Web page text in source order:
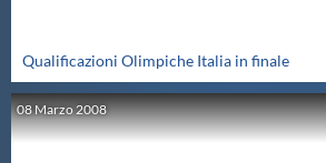
Qualificazioni Olimpiche Italia in finale
08Marzo2008